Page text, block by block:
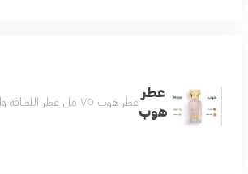
عطر
هوب
عطر هوب ٧٥ مل عطر اللطافة والجمال مميز وجميل بكل معنى رائع وفواح بتكوين فاخر من الياسمين والجريب فروت مع مزيج من المسك الأبيض وخشب الأرز ونفحات لطيفة من العنبر لتتكون منه رائحة منعشة باردة تناسب جميع الأذواق عطر يليق بك